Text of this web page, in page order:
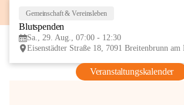
Gemeinschaft & Vereinsleben
Blutspenden
Sa., 29. Aug., 07:00 - 12:30
Veranstaltungskalender